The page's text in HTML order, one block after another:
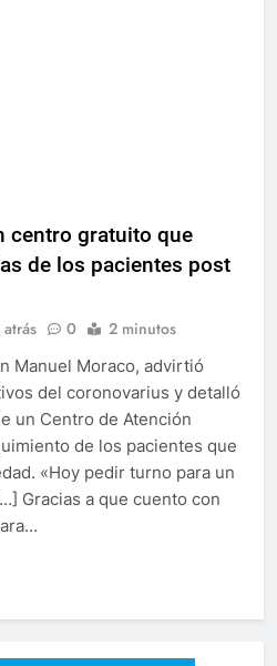
centro gratuito que
de los pacientes post
0 2 minutos
Manuel Moraco, advirtió
del coronovarius y detalló
un Centro de Atención
de los pacientes que
«Hoy pedir turno para un
Gracias a que cuento con